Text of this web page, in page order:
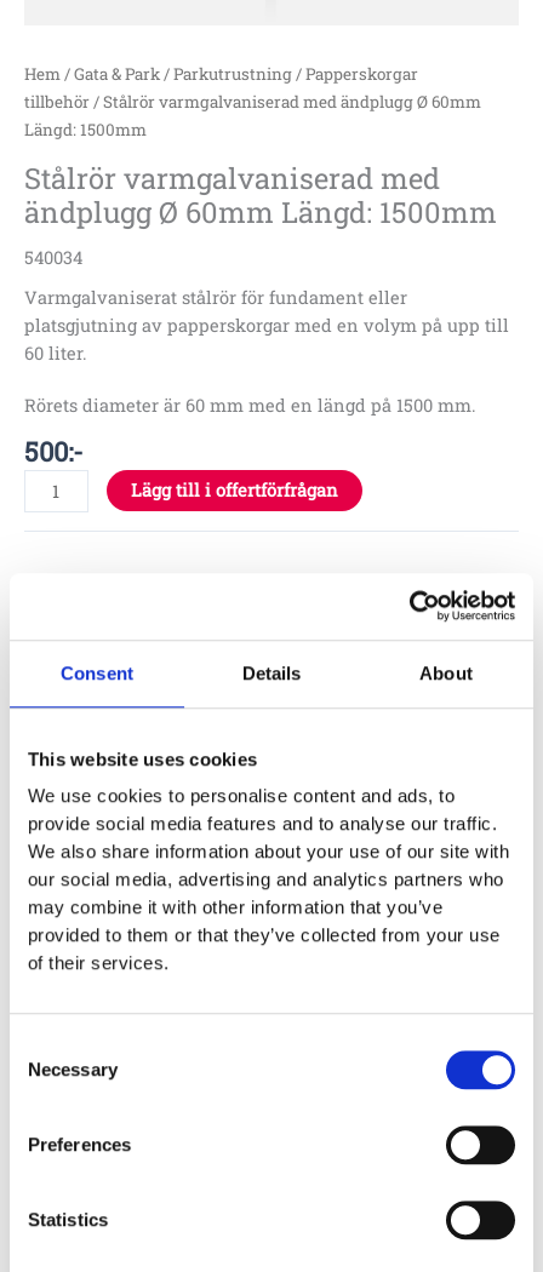
Consent Details About
This website uses cookies
We use cookies to personalise content and ads, to
provide social media features and to analyse our traffic.
We also share information about your use of our site with
our social media, advertising and analytics partners who
may combine it with other information that you’ve
provided to them or that they’ve collected from your use
of their services.
Selection
Necessary
Preferences
Statistics
Hem/Gata & Park/Parkutrustning/Papperskorgar
tillbehör/ Stålrör varmgalvaniserad med ändplugg Ø 60mm
Längd: 1500mm
Stålrör varmgalvaniserad med
ändplugg Ø 60mm Längd: 1500mm
540034
Varmgalvaniserat stålrör för fundament eller
platsgjutning av papperskorgar med en volym på upp till
60 liter.
Rörets diameter är 60 mm med en längd på 1500 mm.
500:-
Lägg till i offertförfrågan
Material
Garantivillkor
Produktens utseende kan avvika mot de bilder som visas